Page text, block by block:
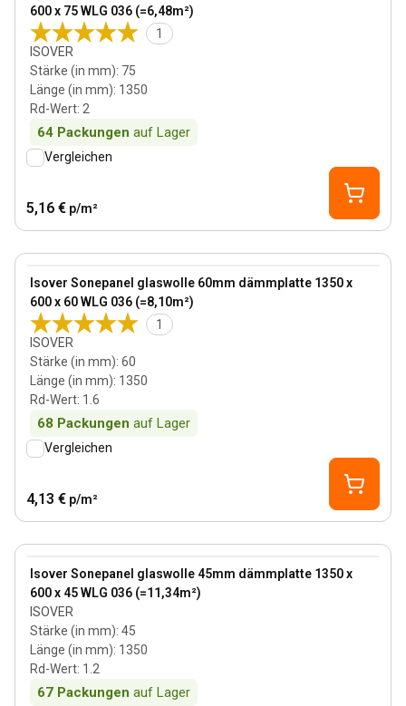
600 x 75 WLG 036 (=6,48m²)
1
ISOVER
Stärke (in mm): 75
Länge (in mm): 1350
Rd-Wert: 2
64 Packungen auf Lager
Vergleichen
5,16 € p/m²
Isover Sonepanel glaswolle 60mm dämmplatte 1350 x
600 x 60 WLG 036 (=8,10m²)
1
ISOVER
Stärke (in mm): 60
Länge (in mm): 1350
Rd-Wert: 1.6
68 Packungen auf Lager
View product
Vergleichen
4,13 € p/m²
Isover Sonepanel glaswolle 45mm dämmplatte 1350 x
600 x 45 WLG 036 (=11,34m²)
ISOVER
Stärke (in mm): 45
Länge (in mm): 1350
Rd-Wert: 1.2
67 Packungen auf Lager
View product